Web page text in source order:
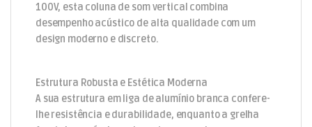
100V, esta coluna de som vertical combina
desempenho acústico de alta qualidade com um
design moderno e discreto.
Estrutura Robusta e Estética Moderna
A sua estrutura em liga de alumínio branca confere-
lhe resistência e durabilidade, enquanto a grelha